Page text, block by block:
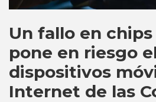
Un fallo en
pone en riesgo
dispositivos
Internet de las